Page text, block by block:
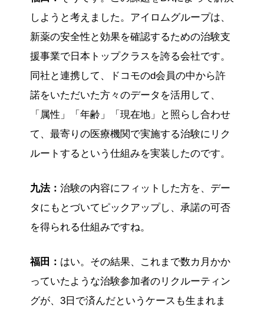
しようと考えました。アイロムグループは、
新薬の安全性と効果を確認するための治験支
援事業で日本トップクラスを誇る会社です。
同社と連携して、ドコモのd会員の中から許
諾をいただいた方々のデータを活用して、
「属性」「年齢」「現在地」と照らし合わせ
て、最寄りの医療機関で実施する治験にリク
ルートするという仕組みを実装したのです。
九法： 治験の内容にフィットした方を、デー
タにもとづいてピックアップし、承諾の可否
を得られる仕組みですね。
福田： はい。その結果、これまで数カ月かか
っていたような治験参加者のリクルーティン
グが、3日で済んだというケースも生まれま